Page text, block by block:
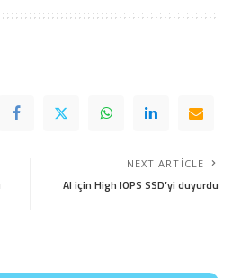
NEXT ARTICLE
AI için High IOPS SSD’yi duyurdu